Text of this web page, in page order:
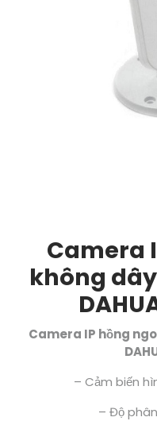
Camera
không
Camera IP hồng
– Cảm biến
– Độ